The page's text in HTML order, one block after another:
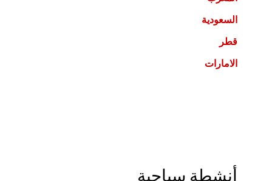
السعودية
قطر
الامارات
أنشطة سياحية